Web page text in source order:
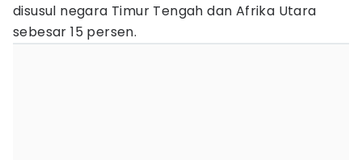
disusul negara Timur Tengah dan Afrika Utara
sebesar 15 persen.